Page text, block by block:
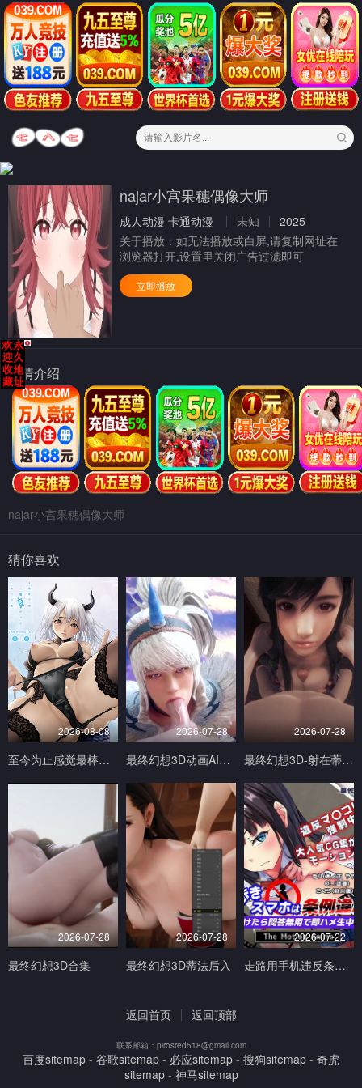
najar小宫果穗偶像大师
成人动漫 卡通动漫 未知
2025
关于播放： 如无法播放或白屏,请复制网址在
浏览器打开,设置里关闭广告过滤即可
立即播放
剧情介绍
najar小宫果穗偶像大师
猜你喜欢
2026-08-08
至今为止感觉最棒的一次做爱1
2026-07-28
最终幻想3D动画AI生成完美画质
2026-07-28
最终幻想3D-射在蒂法的奶子小穴和嘴上V
2026-07-28
最终幻想3D合集
2026-07-28
最终幻想3D蒂法后入
2026-07-22
走路用手机违反条例发现到就问答无用马上无套抽插中出TheMotionAnimed_177879
返回首页 返回顶部
联系邮箱：pirosred518@gmail.com
百度sitemap - 谷歌sitemap - 必应sitemap - 搜狗sitemap - 奇虎
sitemap- 神马sitemap